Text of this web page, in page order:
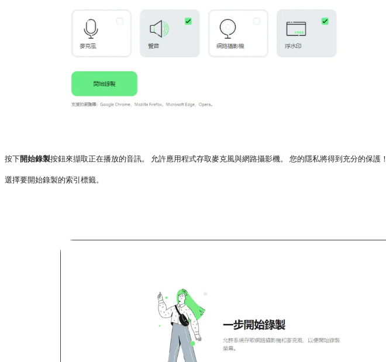
按下開始錄製按鈕來擷取正在播放的音訊。 允許應用程式存取麥克風與網路攝影機。 您的隱私將得到充分的保護！
選擇要開始錄製的索引標籤。